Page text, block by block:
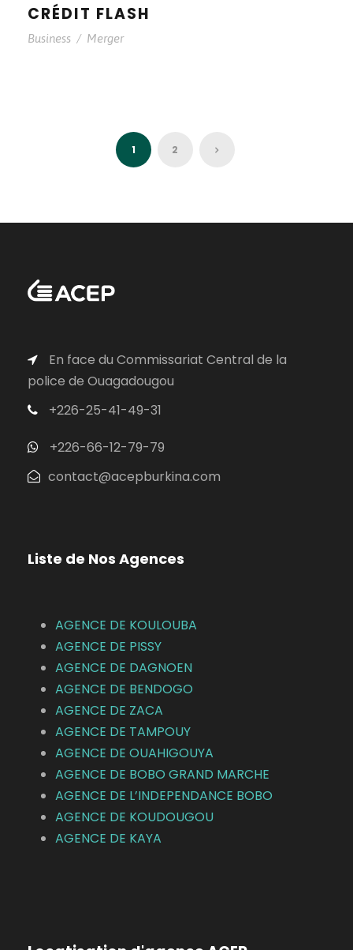
CRÉDIT FLASH
Business / Merger
1 2
En face du Commissariat Central de la
police de Ouagadougou
+226-25-41-49-31
+226-66-12-79-79
contact@acepburkina.com
Liste de Nos Agences
AGENCE DE KOULOUBA
AGENCE DE PISSY
AGENCE DE DAGNOEN
AGENCE DE BENDOGO
AGENCE DE ZACA
AGENCE DE TAMPOUY
AGENCE DE OUAHIGOUYA
AGENCE DE BOBO GRAND MARCHE
AGENCE DE L’INDEPENDANCE BOBO
AGENCE DE KOUDOUGOU
AGENCE DE KAYA